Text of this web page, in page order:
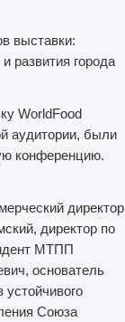
выставки:
развития города
WorldFood
аудитории, были
конференцию.
директор
директор по
МТПП
основатель
Союза